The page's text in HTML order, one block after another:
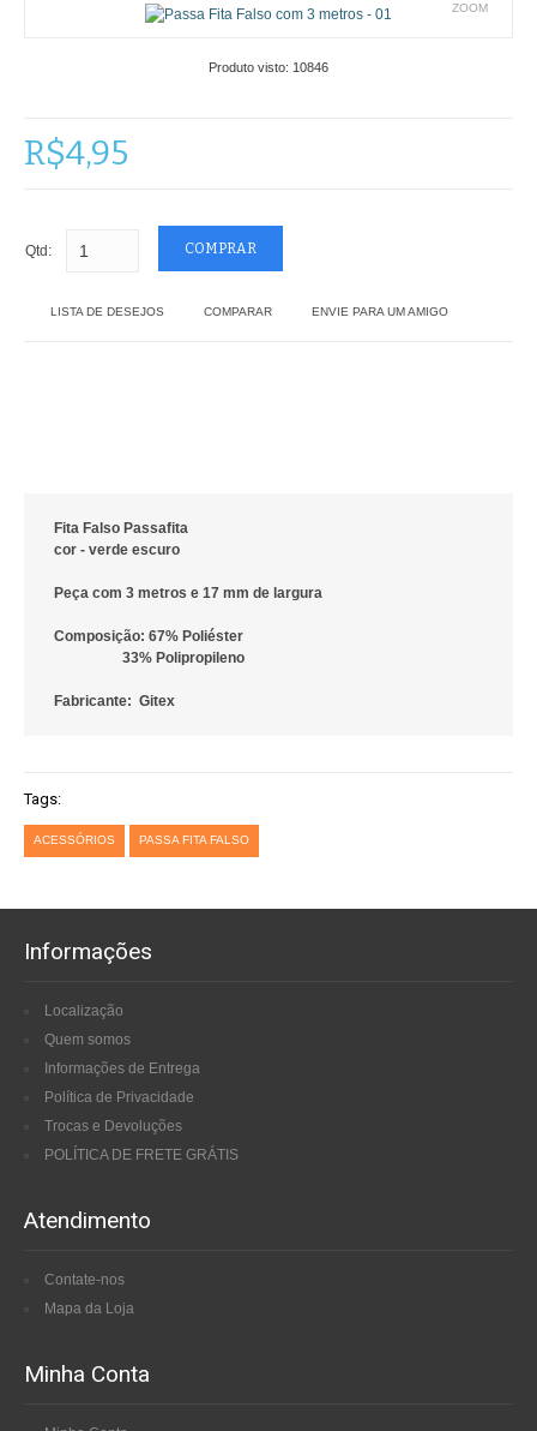
FINALIZAR COMPRA
ZOOM
Produto visto: 10846
R$4,95
Qtd:
LISTA DE DESEJOS COMPARAR ENVIE PARA UM AMIGO
Fita Falso Passafita
cor - verde escuro
Peça com 3 metros e 17 mm de largura
Composição: 67% Poliéster
33% Polipropileno
Fabricante: Gitex
Tags:
ACESSÓRIOS PASSA FITA FALSO
Informações
Localização
Quem somos
Informações de Entrega
Política de Privacidade
Trocas e Devoluções
POLÍTICA DE FRETE GRÁTIS
Atendimento
Contate-nos
Mapa da Loja
Minha Conta